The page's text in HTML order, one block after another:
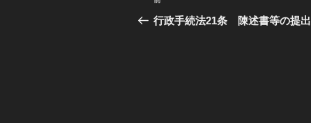
稿
去
行政手続法21条 陳述書等の提出